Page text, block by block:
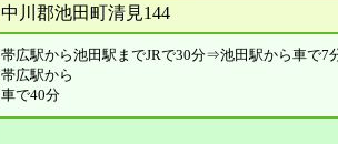
中川郡池田町清見144
帯広駅から池田駅までJRで30分⇒池田駅から車で7
帯広駅から
車で40分